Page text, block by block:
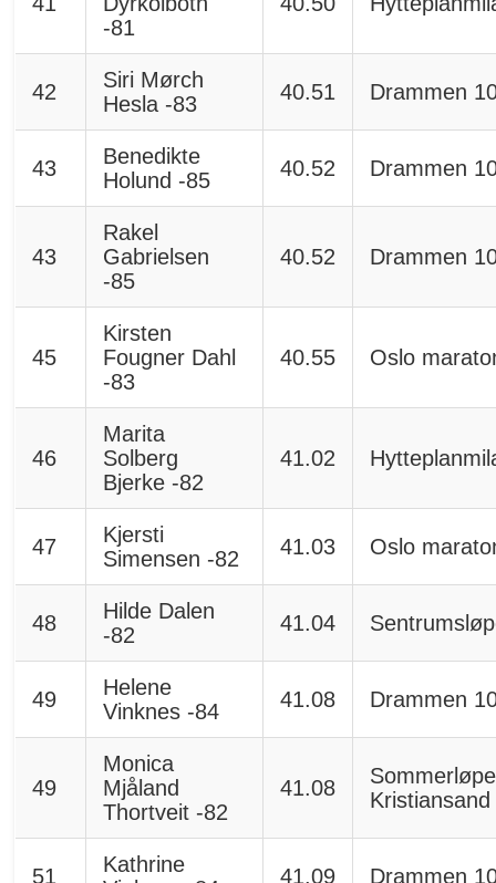
-81
42
Siri Mørch
Hesla -83
40.51 Drammen
43
Benedikte
Holund -85
40.52 Drammen
43
Rakel
Gabrielsen
-85
40.52 Drammen
45
Kirsten
Fougner Dahl
-83
40.55 Oslo
46
Marita
Solberg
Bjerke -82
41.02
47
Kjersti
Simensen -82
41.03 Oslo
48
Hilde Dalen
-82
41.04
49
Helene
Vinknes -84
41.08 Drammen
49
Monica
Mjåland
Thortveit -82
41.08
Kristiansand
51
Kathrine
41.09 Drammen